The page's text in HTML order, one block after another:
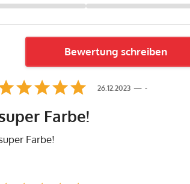
Bewertung schreiben
-
26.12.2023
Farbe!
Farbe!